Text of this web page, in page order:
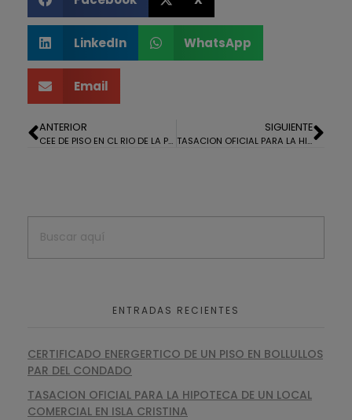
LinkedIn WhatsApp
Email
ANTERIOR
CEE DE PISO EN CL RIO DE LA PLATA HUELVA
SIGUIENTE
TASACION OFICIAL PARA LA HIPOTECA DE UNA FINCA EN GALAROZA
ENTRADAS RECIENTES
CERTIFICADO ENERGERTICO DE UN PISO EN BOLLULLOS
PAR DEL CONDADO
TASACION OFICIAL PARA LA HIPOTECA DE UN LOCAL
COMERCIAL EN ISLA CRISTINA